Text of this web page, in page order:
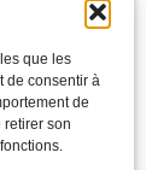
que les
de consentir à
de
retirer son